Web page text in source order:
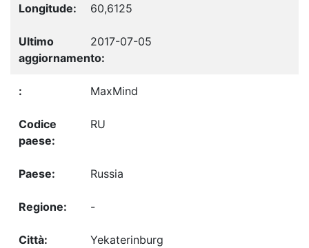
60,6125
2017-07-05
MaxMind
RU
Russia
-
Yekaterinburg